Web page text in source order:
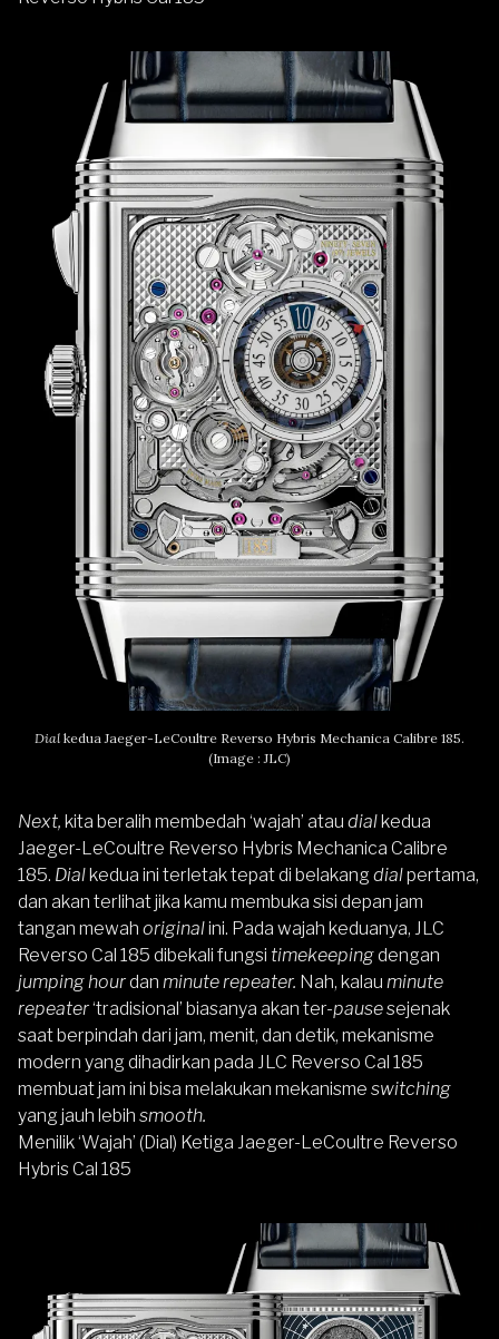
Dial kedua Jaeger-LeCoultre Reverso Hybris Mechanica Calibre 185.
(Image : JLC)
Next, kita beralih membedah ‘wajah’ atau dial kedua
Jaeger-LeCoultre Reverso Hybris Mechanica Calibre
185. Dial kedua ini terletak tepat di belakang dialpertama,
dan akan terlihat jika kamu membuka sisi depan jam
tangan mewah originalini. Pada wajah keduanya, JLC
Reverso Cal 185 dibekali fungsi timekeepingdengan
jumping hourdan minute repeater. Nah, kalau minute
repeater‘tradisional’ biasanya akan ter-pausesejenak
saat berpindah dari jam, menit, dan detik, mekanisme
modern yang dihadirkan pada JLC Reverso Cal 185
membuat jam ini bisa melakukan mekanisme switching
yang jauh lebih smooth.
Menilik‘Wajah’ (Dial) Ketiga Jaeger-LeCoultre Reverso
Hybris Cal 185